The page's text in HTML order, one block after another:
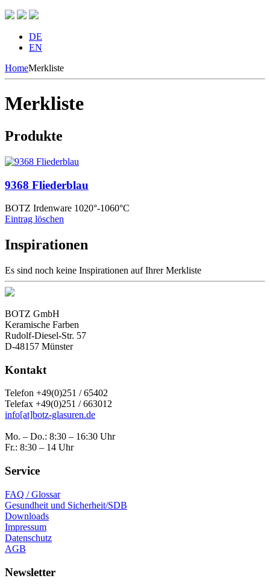
DE
EN
HomeMerkliste
Merkliste
Produkte
9368 Fliederblau
BOTZ Irdenware 1020°-1060°C
Eintrag löschen
Inspirationen
Es sind noch keine Inspirationen auf Ihrer Merkliste
BOTZ GmbH
Keramische Farben
Rudolf-Diesel-Str. 57
D-48157 Münster
Kontakt
Telefon +49(0)251 / 65402
Telefax +49(0)251 / 663012
info[at]botz-glasuren.de
Mo. – Do.: 8:30 – 16:30 Uhr
Fr.: 8:30 – 14 Uhr
Service
FAQ / Glossar
Gesundheit und Sicherheit/SDB
Downloads
Impressum
Datenschutz
AGB
Newsletter